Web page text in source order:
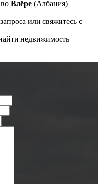
Влёре (Албания)
или свяжитесь с
недвижимость